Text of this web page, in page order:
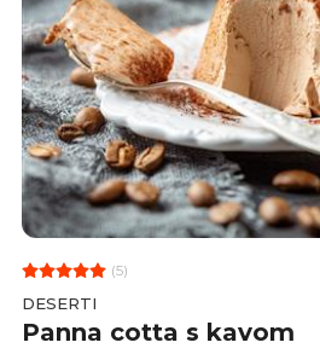
(5)
DESERTI
Panna cotta s kavom